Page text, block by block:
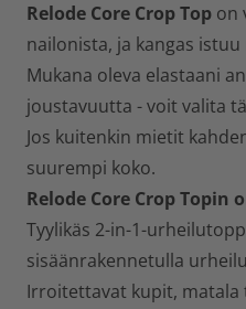
Relode Core CropTop on
nailonista, ja kangas
Mukana oleva elastaani
joustavuutta - voit valita
Jos kuitenkin mietit
suurempi koko.
Relode Core CropTopin
Tyylikäs 2-in-1-
sisäänrakennetulla
Irroitettavat kupit, matala